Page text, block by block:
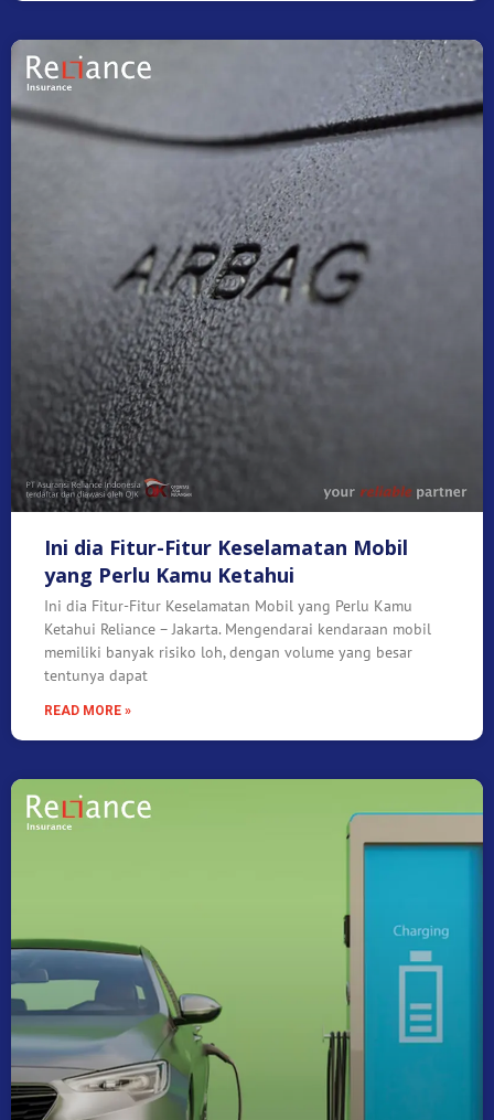
Ini dia Fitur-Fitur Keselamatan Mobil
yang Perlu Kamu Ketahui
Ini dia Fitur-Fitur Keselamatan Mobil yang Perlu Kamu
Ketahui Reliance – Jakarta. Mengendarai kendaraan mobil
memiliki banyak risiko loh, dengan volume yang besar
tentunya dapat
READ MORE »